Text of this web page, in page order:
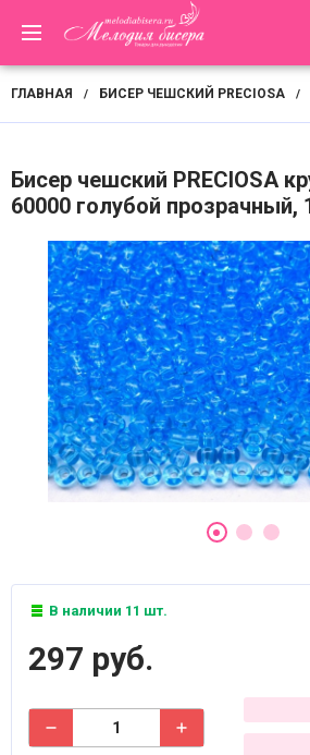
ГЛАВНАЯ / БИСЕР ЧЕШСКИЙ PRECIOSA /
Бисер чешский PRECIOSA
60000 голубой прозрачный,
В наличии 11 шт.
297 руб.